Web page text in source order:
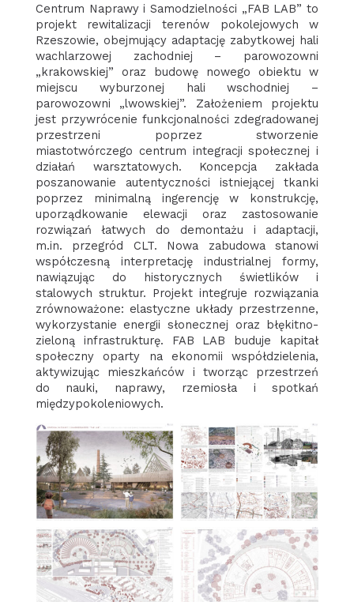
Centrum Naprawy i Samodzielności „FAB LAB” to
projekt rewitalizacji terenów pokolejowych w
Rzeszowie, obejmujący adaptację zabytkowej hali
wachlarzowej zachodniej – parowozowni
„krakowskiej” oraz budowę nowego obiektu w
miejscu wyburzonej hali wschodniej –
parowozowni „lwowskiej”. Założeniem projektu
jest przywrócenie funkcjonalności zdegradowanej
przestrzeni poprzez stworzenie
miastotwórczego centrum integracji społecznej i
działań warsztatowych. Koncepcja zakłada
poszanowanie autentyczności istniejącej tkanki
poprzez minimalną ingerencję w konstrukcję,
uporządkowanie elewacji oraz zastosowanie
rozwiązań łatwych do demontażu i adaptacji,
m.in. przegród CLT. Nowa zabudowa stanowi
współczesną interpretację industrialnej formy,
nawiązując do historycznych świetlików i
stalowych struktur. Projekt integruje rozwiązania
zrównoważone: elastyczne układy przestrzenne,
wykorzystanie energii słonecznej oraz błękitno-
zieloną infrastrukturę. FAB LAB buduje kapitał
społeczny oparty na ekonomii współdzielenia,
aktywizując mieszkańców i tworząc przestrzeń
do nauki, naprawy, rzemiosła i spotkań
międzypokoleniowych.